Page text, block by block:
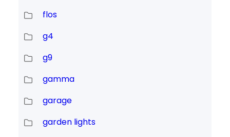
flos
g4
g9
gamma
garage
garden lights